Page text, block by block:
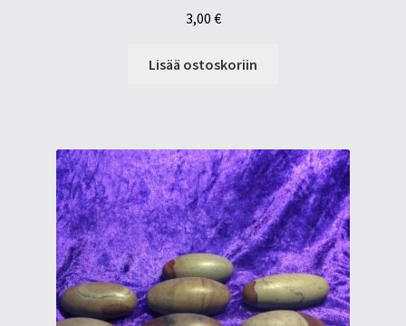
3,00 €
Lisää ostoskoriin